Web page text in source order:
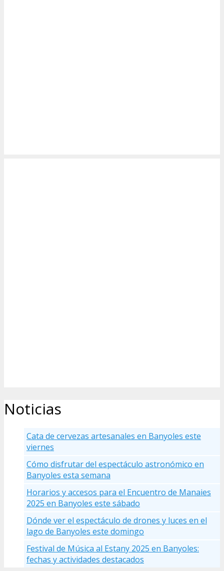
Noticias
Cata de cervezas artesanales en Banyoles este
viernes
Cómo disfrutar del espectáculo astronómico en
Banyoles esta semana
Horarios y accesos para el Encuentro de Manaies
2025 en Banyoles este sábado
Dónde ver el espectáculo de drones y luces en el
lago de Banyoles este domingo
Festival de Música al Estany 2025 en Banyoles:
fechas y actividades destacados